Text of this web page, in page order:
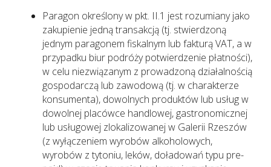
Paragon określony w pkt. II.1 jest rozumiany jako
zakupienie jedną transakcją (tj. stwierdzoną
jednym paragonem fiskalnym lub fakturą VAT, a w
przypadku biur podróży potwierdzenie płatności),
w celu niezwiązanym z prowadzoną działalnością
gospodarczą lub zawodową (tj. w charakterze
konsumenta), dowolnych produktów lub usług w
dowolnej placówce handlowej, gastronomicznej
lub usługowej zlokalizowanej w Galerii Rzeszów
(z wyłączeniem wyrobów alkoholowych,
wyrobów z tytoniu, leków, doładowań typu pre-